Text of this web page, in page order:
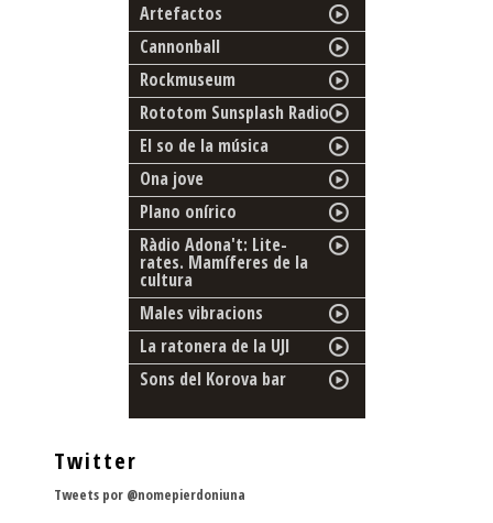
Artefactos
Cannonball
Rockmuseum
Rototom Sunsplash Radio
El so de la música
Ona jove
Plano onírico
Ràdio Adona't: Lite-
rates. Mamíferes de la
cultura
Males vibracions
La ratonera de la UJI
Sons del Korova bar
Twitter
Tweets por @nomepierdoniuna